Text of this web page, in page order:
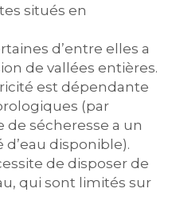
situés en
d’entre elles a
de vallées entières.
est dépendante
(par
sécheresse a un
disponible).
de disposer de
qui sont limités sur